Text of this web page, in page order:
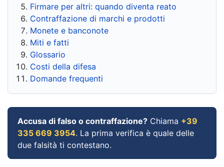
Firmare per altri: quando diventa reato
Contraffazione di marchi e prodotti
Monete e banconote
Miti e fatti
Glossario
Costi della difesa
Domande frequenti
Accusa di falso o contraffazione? Chiama +39
335 669 3954. La prima verifica è quale delle
due falsità ti contestano.